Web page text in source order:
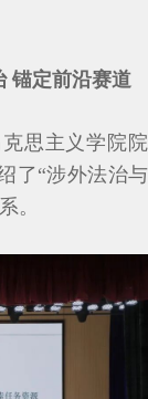
锚定前沿赛道
思主义学院院
了“涉外法治与
。